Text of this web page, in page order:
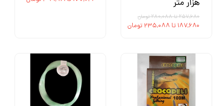
هزار متر
۲۵۷,۶۸۰ تا ۲۸۰,۰۸۸ تومان
۱۸۷,۶۸۰ تا ۲۳۵,۰۸۸ تومان